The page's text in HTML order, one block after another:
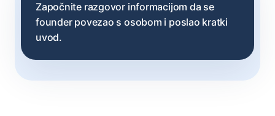
Započnite razgovor informacijom da se
founder povezao s osobom i poslao kratki
uvod.